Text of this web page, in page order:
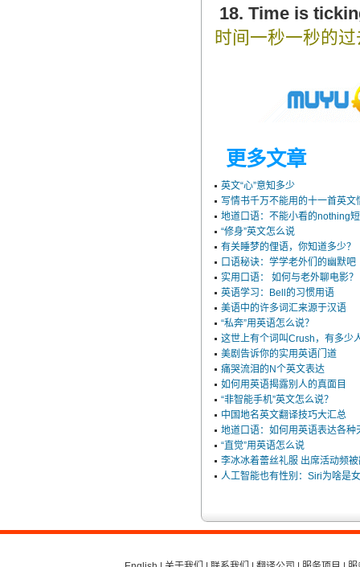
18. Time is
时间一秒一秒的
更多文章
英文“心”意知多少
写情书千万不能用的十一首英文
地道口语：不能小看的nothing
“修身”英文怎么说
有关睡梦的俚语，你知道多少？
口语秘诀：学学老外们的幽默吧
实用口语： 如何与老外聊电影？
英语学习：Bell的习惯用语
美语中的许多词汇来源于汉语
“私奔”用英语怎么说？
这世上有个词叫Crush，有多少
美剧告诉你的实用英语门道
痛哭流泪的N个英文表达
如何用英语揭露别人的真面目
“非智能手机”英文怎么说？
中国地名英文翻译技巧大汇总
地道口语：如何用英语表达各种
“直觉”用英语怎么说
李冰冰着蕾丝礼服 出席活动频
人工智能也有性别：Siri为啥是